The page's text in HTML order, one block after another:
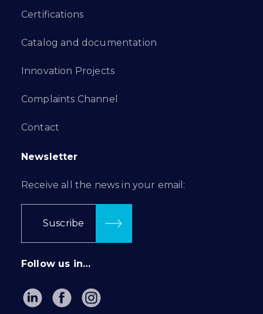
Certifications
Catalog and documentation
Innovation Projects
Complaints Channel
Contact
Newsletter
Receive all the news in your email:
Suscribe
Follow us in…